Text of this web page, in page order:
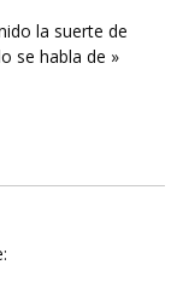
la suerte de
se habla de »